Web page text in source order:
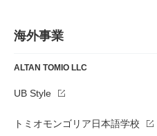
海外事業
ALTAN TOMIO LLC
UB Style
トミオモンゴリア日本語学校